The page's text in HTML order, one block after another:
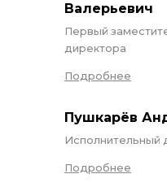
контакты
Валерьевич
Первый
директора
Подробнее
Пушкарёв
Исполнительный
Подробнее